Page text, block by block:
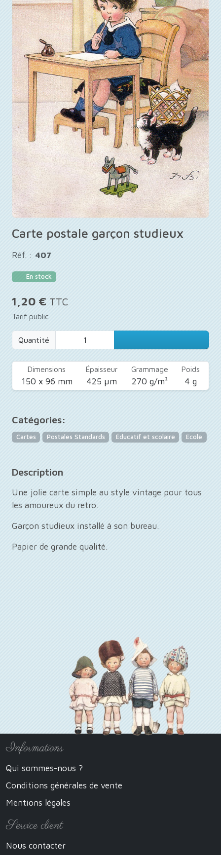
Carte postale garçon studieux
Réf. : 407
En stock
1,20 € TTC
Tarif public
Quantité
Dimensions
150 x 96 mm
Épaisseur
425 µm
Grammage
270 g/m²
Poids
4 g
Catégories:
Cartes Postales Standards Éducatif et scolaire Ecole
Description
Une jolie carte simple au style vintage pour tous
les amoureux du retro.
Garçon studieux installé à son bureau.
Papier de grande qualité.
Informations
Qui sommes-nous ?
Conditions générales de vente
Mentions légales
Service client
Nous contacter